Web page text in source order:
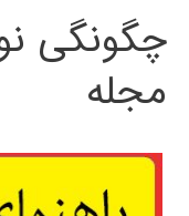
چگونگی
مجله